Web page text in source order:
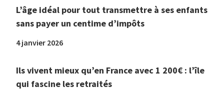
L’âge idéal pour tout transmettre à ses enfants
sans payer un centime d’impôts
4 janvier 2026
Ils vivent mieux qu’en France avec 1 200€ : l’île
qui fascine les retraités